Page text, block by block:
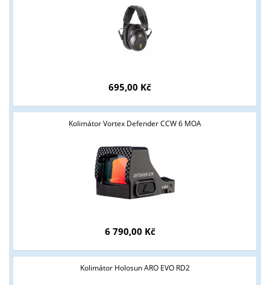
695,00 Kč
Kolimátor Vortex Defender CCW 6 MOA
6 790,00 Kč
Kolimátor Holosun ARO EVO RD2